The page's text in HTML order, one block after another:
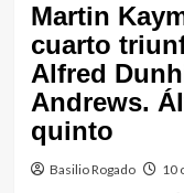
Martin
cuarto
Alfred
Andrews.
quinto
Basilio Rogado 10